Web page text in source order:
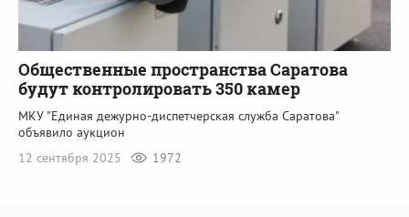
Общественные пространства Саратова
будут контролировать 350 камер
МКУ "Единая дежурно-диспетчерская служба Саратова"
объявило аукцион
12 сентября 2025
1972